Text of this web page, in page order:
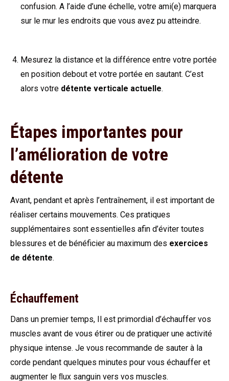
confusion. A l’aide d’une échelle, votre ami(e) marquera
sur le mur les endroits que vous avez pu atteindre.
Mesurez la distance et la différence entre votre portée
en position debout et votre portée en sautant. C’est
alors votre détente verticale actuelle.
Étapes importantes pour
l’amélioration de votre
détente
Avant, pendant et après l’entraînement, il est important de
réaliser certains mouvements. Ces pratiques
supplémentaires sont essentielles afin d’éviter toutes
blessures et de bénéficier au maximum des exercices
de détente.
Échauffement
Dans un premier temps, Il est primordial d’échauffer vos
muscles avant de vous étirer ou de pratiquer une activité
physique intense. Je vous recommande de sauter à la
corde pendant quelques minutes pour vous échauffer et
augmenter le ﬂux sanguin vers vos muscles.